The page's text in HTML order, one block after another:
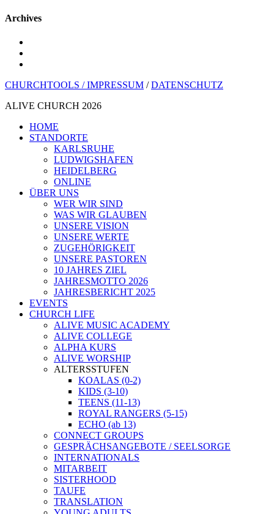
Archives
CHURCHTOOLS /IMPRESSUM /DATENSCHUTZ
ALIVE CHURCH 2026
Menü
schließen
HOME
STANDORTE
KARLSRUHE
LUDWIGSHAFEN
HEIDELBERG
ONLINE
ÜBER UNS
WER WIR SIND
WAS WIR GLAUBEN
UNSERE VISION
UNSERE WERTE
ZUGEHÖRIGKEIT
UNSERE PASTOREN
10 JAHRES ZIEL
JAHRESMOTTO 2026
JAHRESBERICHT 2025
EVENTS
CHURCH LIFE
ALIVE MUSIC ACADEMY
ALIVE COLLEGE
ALPHA KURS
ALIVE WORSHIP
ALTERSSTUFEN
KOALAS (0-2)
KIDS (3-10)
TEENS (11-13)
ROYAL RANGERS (5-15)
ECHO (ab 13)
CONNECT GROUPS
GESPRÄCHSANGEBOTE / SEELSORGE
INTERNATIONALS
MITARBEIT
SISTERHOOD
TAUFE
TRANSLATION